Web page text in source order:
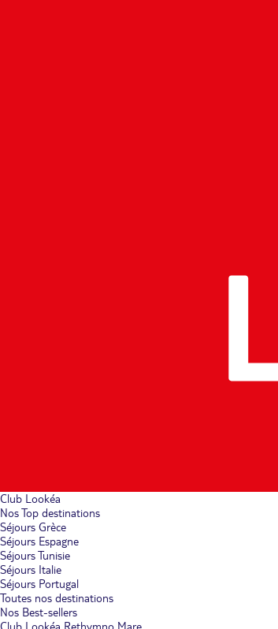
Club Lookéa
Nos Top destinations
Séjours Grèce
Séjours Espagne
Séjours Tunisie
Séjours Italie
Séjours Portugal
Toutes nos destinations
Nos Best-sellers